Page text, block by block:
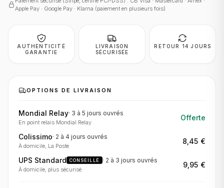
Apple Pay · Google Pay · Klarna (paiement en plusieurs fois)
AUTHENTICITÉ
GARANTIE
LIVRAISON
SÉCURISÉE
RETOUR 14 JOURS
OPTIONS DE LIVRAISON
Mondial Relay· 3 à 5 jours ouvrés
En point relais Mondial Relay
Offerte
Colissimo· 2 à 4 jours ouvrés
À domicile, La Poste
8,45 €
UPS Standard CONSEILLÉ · 2 à 3 jours ouvrés
À domicile, plus sécurisé
9,95 €